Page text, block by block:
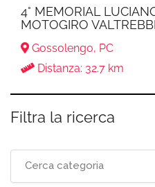
4° MEMORIAL
MOTOGIRO
Gossolengo, PC
Distanza: 32.7 km
Filtra la ricerca
Cerca categoria